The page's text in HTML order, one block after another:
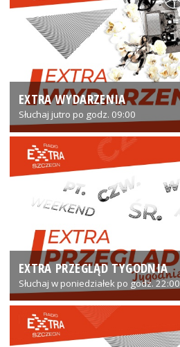
EXTRA WYDARZENIA
Słuchaj jutro po godz. 09:00
EXTRA PRZEGLĄD TYGODNIA
Słuchaj w poniedziałek po godz. 22:00